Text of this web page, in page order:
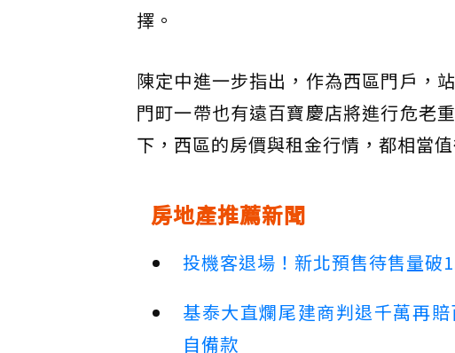
擇。
陳定中進一步指出，作為西區門戶，
門町一帶也有遠百寶慶店將進行危老
下，西區的房價與租金行情，都相當值
房地產推薦新聞
投機客退場！新北預售待售量破
基泰大直爛尾建商判退千萬再
自備款